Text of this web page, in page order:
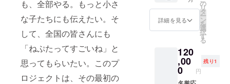
も、全部やる。もっと小さ
な子たちにも伝えたい。そ
して、全国の皆さんにも
「ねぷたってすごいね」と
思ってもらいたい。このプ
ロジェクトは、その最初の
たの切
り抜き
をお送
りいた
す！
（こち
らは額
縁はご
詳細を見る
の
リ
タ
ー
ン
を
選
択
す
る
120
,00
0 円
残り1